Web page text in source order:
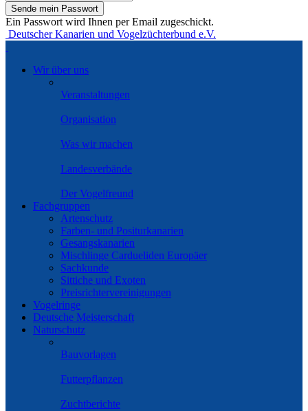
Ein Passwort wird Ihnen per Email zugeschickt.
Deutscher Kanarien und Vogelzüchterbund e.V.
Wir über uns
Veranstaltungen
Organisation
Was wir machen
Landesverbände
Der Vogelfreund
Fachgruppen
Artenschutz
Farben- und Positurkanarien
Gesangskanarien
Mischlinge Cardueliden Europäer
Sachkunde
Sittiche und Exoten
Preisrichtervereinigungen
Vogelringe
Deutsche Meisterschaft
Naturschutz
Bauvorlagen
Futterpflanzen
Zuchtberichte